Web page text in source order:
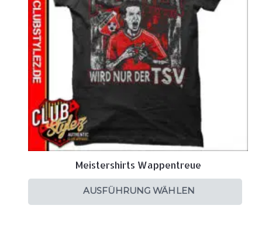
Meistershirts Wappentreue
AUSFÜHRUNG WÄHLEN